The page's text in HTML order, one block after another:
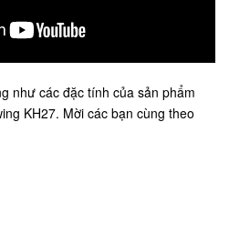
như các đặc tính của sản phẩm
KH27. Mời các bạn cùng theo